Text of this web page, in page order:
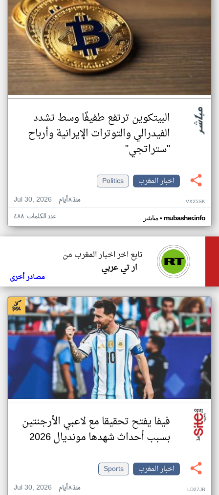
البيتكوين ترتفع طفيفًا وسط تشدد
الفيدرالي والتوترات الإيرانية وأرباح
"ستراتجي"
اخبار المغرب
Politics
Jul 30, 2026
منذ ٨ أيام VX25SK
مباشر• mubasher.info عدد الكلمات: ٤٨٨
تابع اخر اخبار المغرب من
ار تي عربي
مصادر أخرى
فيفا يفتح تحقيقا مع لاعبي الأرجنتين
بسبب أحداث شهدها مونديال 2026
اخبار المغرب
Sports
Jul 30, 2026
منذ ٨ أيام LD27JR